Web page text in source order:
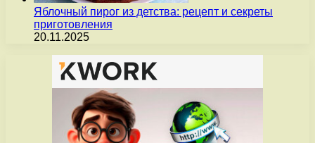
Яблочный пирог из детства: рецепт и секреты
приготовления
20.11.2025